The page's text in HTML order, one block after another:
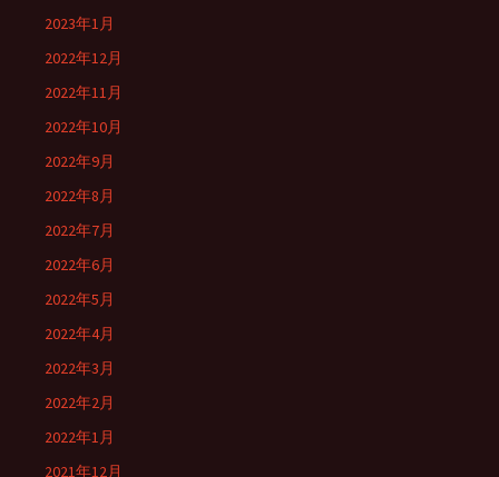
2023年1月
2022年12月
2022年11月
2022年10月
2022年9月
2022年8月
2022年7月
2022年6月
2022年5月
2022年4月
2022年3月
2022年2月
2022年1月
2021年12月